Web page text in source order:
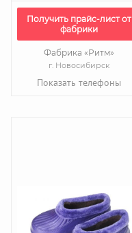
Получить прайс-лист от
фабрики
Фабрика «Ритм»
г. Новосибирск
Показать телефоны